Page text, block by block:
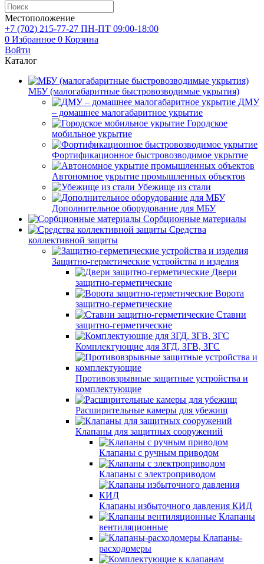
Местоположение
+7 (702) 215-77-27 ПН-ПТ 09:00-18:00
0 Избранное 0 Корзина
Войти
Каталог
МБУ (малогабаритные быстровозводимые укрытия)
ДМУ
– домашнее малогабаритное укрытие
Городское
мобильное укрытие
Фортификационное быстровозводимое укрытие
Автономное укрытие промышленных объектов
Убежище из стали
Дополнительное оборудование для МБУ
Сорбционные материалы
Средства
коллективной защиты
Защитно-герметические устройства и изделия
Двери
защитно-герметические
Ворота
защитно-герметические
Ставни
защитно-герметические
Комплектующие для ЗГД, ЗГВ, ЗГС
Противовзрывные защитные устройства и
комплектующие
Расширительные камеры для убежищ
Клапаны для защитных сооружений
Клапаны с ручным приводом
Клапаны с электроприводом
Клапаны избыточного давления КИД
Клапаны
вентиляционные
Клапаны-
расходомеры